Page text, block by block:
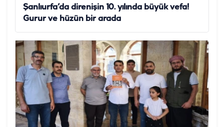
Şanlıurfa’da direnişin 10. yılında büyük vefa!
Gurur ve hüzün bir arada